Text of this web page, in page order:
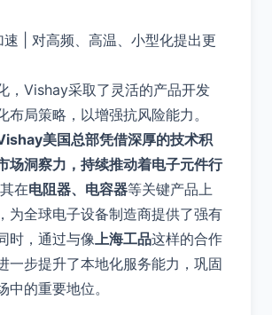
速 | 对高频、高温、小型化提出更
，Vishay采取了灵活的产品开发
布局策略，以增强抗风险能力。
美国总部凭借深厚的技术积
场洞察力，持续推动着电子元件行
其在电阻器、电容器等关键产品上
为全球电子设备制造商提供了强有
时，通过与像上海工品这样的合作
一步提升了本地化服务能力，巩固
中的重要地位。